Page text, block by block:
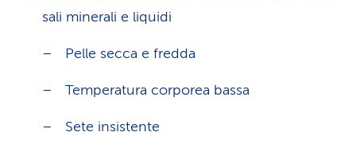
sali minerali e liquidi
Pelle secca e fredda
Temperatura corporea bassa
Sete insistente